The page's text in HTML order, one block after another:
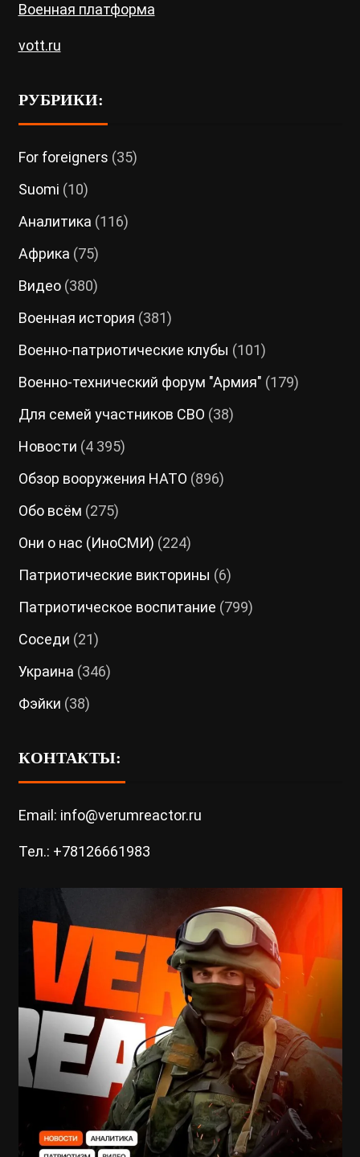
Военная платформа
vott.ru
РУБРИКИ:
For foreigners (35)
Suomi (10)
Аналитика (116)
Африка (75)
Видео(380)
Военная история (381)
Военно-патриотические клубы (101)
Военно-технический форум "Армия" (179)
Для семей участников СВО (38)
Новости (4 395)
Обзор вооружения НАТО (896)
Обо всём (275)
Они о нас (ИноСМИ) (224)
Патриотические викторины (6)
Патриотическое воспитание (799)
Соседи (21)
Украина (346)
Фэйки (38)
КОНТАКТЫ:
Email: info@verumreactor.ru
Тел.: +78126661983